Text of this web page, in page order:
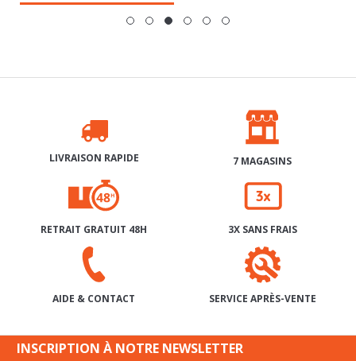
LIVRAISON RAPIDE 7 MAGASINS
RETRAIT GRATUIT 48H 3X SANS FRAIS
AIDE & CONTACT SERVICE APRÈS-VENTE
INSCRIPTION À NOTRE NEWSLETTER